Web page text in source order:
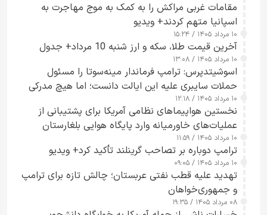
مقامات غربی مراکش را به کمک به موج مهاجرت به
اسپانیا متهم کردند+ ویدیو
۱۰ مرداد ۱۴۰۵ / ۱۵:۲۴
آخرین قیمت طلا، سکه و ارز شنبه 10 مرداد+ جدول
۱۰ مرداد ۱۴۰۵ / ۱۳:۰۸
اسوشیتدپرس: ترامپ فرماندار مینه‌سوتا را مسئول
حملات سایبری علیه این ایالت دانست؛ اما هیچ مدرکی
ارائه نکرد
۱۰ مرداد ۱۴۰۵ / ۱۲:۱۸
نخستین هواپیماهای نظامی آمریکا برای پشتیبانی از
عملیات‌های خاورمیانه وارد پایگاه هوایی بلغارستان
شدند
۱۰ مرداد ۱۴۰۵ / ۱۱:۵۹
ترامپ دوباره بر تصاحب گرینلند تأکید کرد+ ویدیو
۱۰ مرداد ۱۴۰۵ / ۰۹:۰۵
تهدید علیه قطب نفتی عربستان؛ چالش تازه برای ترامپ
و جمهوری‌خواهان
۰۸ مرداد ۱۴۰۵ / ۱۹:۳۵